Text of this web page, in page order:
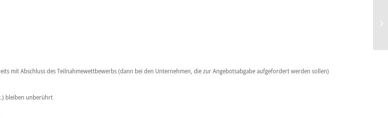
mit Abschluss des Teilnahmewettbewerbs (dann bei den Unternehmen, die zur Angebotsabgabe aufgefordert werden sollen)
bleiben unberührt